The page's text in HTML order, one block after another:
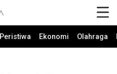
Peristiwa Ekonomi Olahraga